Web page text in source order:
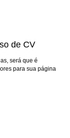
de CV
será que é
para sua página